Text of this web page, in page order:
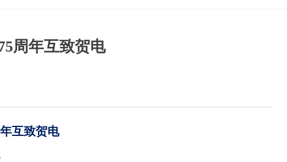
周年互致贺电
互致贺电